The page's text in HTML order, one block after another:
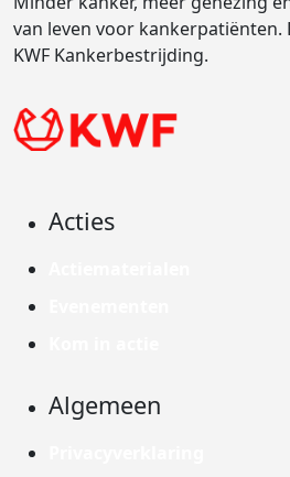
van leven voor kankerpatiënten.
KWF Kankerbestrijding.
Acties
Algemeen